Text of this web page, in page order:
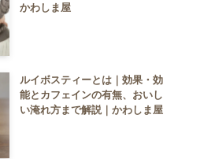
かわしま屋
ルイボスティーとは｜効果・効
能とカフェインの有無、おいし
い淹れ方まで解説｜かわしま屋